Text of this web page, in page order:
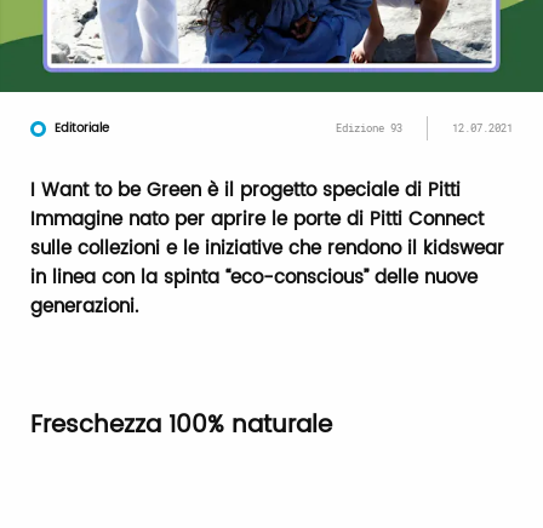
Editoriale Edizione 93 12.07.2021
I Want to be Green è il progetto speciale di Pitti
Immagine nato per aprire le porte di Pitti Connect
sulle collezioni e le iniziative che rendono il kidswear
in linea con la spinta “eco-conscious” delle nuove
generazioni.
Freschezza 100% naturale